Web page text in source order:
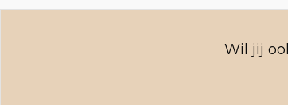
Wil jij